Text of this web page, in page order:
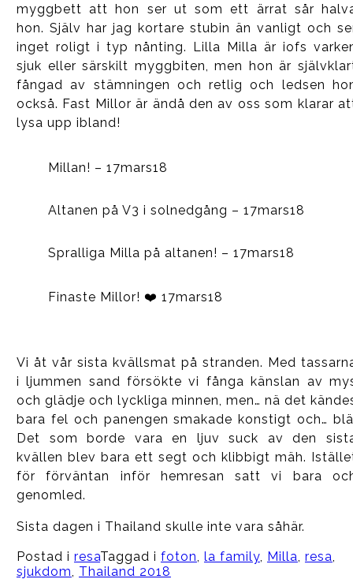
myggbett att hon ser ut som ett ärrat sår
hon. Själv har jag kortare stubin än vanligt och
inget roligt i typ nånting. Lilla Milla är iofs
sjuk eller särskilt myggbiten, men hon är
fångad av stämningen och retlig och ledsen
också. Fast Millor är ändå den av oss som klarar
lysa upp ibland!
Millan! – 17mars18
Altanen på V3 i solnedgång – 17mars18
Spralliga Milla på altanen! – 17mars18
Finaste Millor! ❤️ 17mars18
Vi åt vår sista kvällsmat på stranden. Med
i ljummen sand försökte vi fånga känslan av
och glädje och lyckliga minnen, men… nä det
bara fel och panengen smakade konstigt och…
Det som borde vara en ljuv suck av den
kvällen blev bara ett segt och klibbigt mäh.
för förväntan inför hemresan satt vi bara
genomled.
Sista dagen i Thailand skulle inte vara såhär.
Postad i resaTaggad i foton, la family, Milla, resa,
sjukdom, Thailand 2018